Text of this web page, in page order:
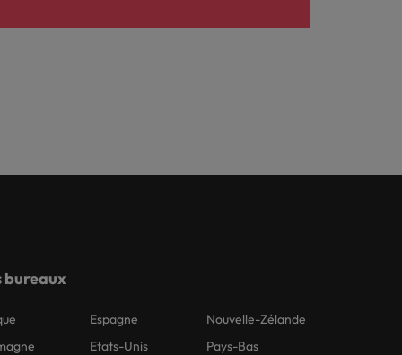
bureaux
Espagne
Etats-Unis
Nouvelle-Zélande
Pays-Bas